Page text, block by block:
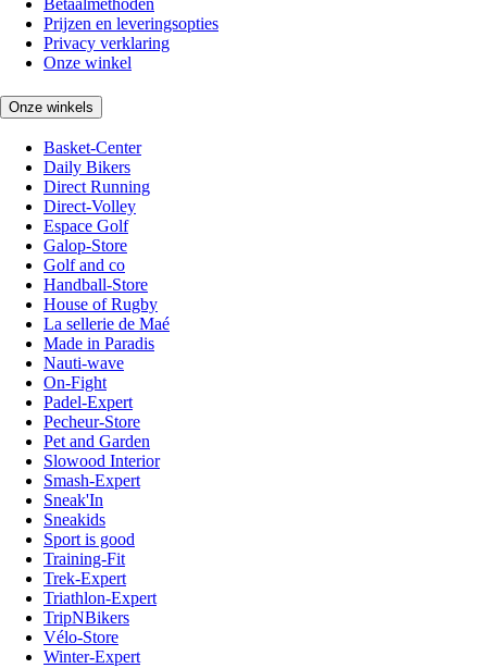
Prijzen en leveringsopties
Privacy verklaring
Onze winkel
Onze winkels
Basket-Center
Daily Bikers
Direct Running
Direct-Volley
Espace Golf
Galop-Store
Golf and co
Handball-Store
House of Rugby
La sellerie de Maé
Made in Paradis
Nauti-wave
On-Fight
Padel-Expert
Pecheur-Store
Pet and Garden
Slowood Interior
Smash-Expert
Sneak'In
Sneakids
Sport is good
Training-Fit
Trek-Expert
Triathlon-Expert
TripNBikers
Vélo-Store
Winter-Expert